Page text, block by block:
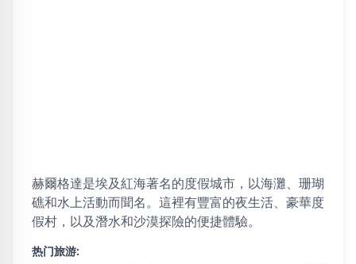
赫爾格達是埃及紅海著名的度假城市，以海灘、珊瑚
礁和水上活動而聞名。這裡有豐富的夜生活、豪華度
假村，以及潛水和沙漠探險的便捷體驗。
热门旅游: